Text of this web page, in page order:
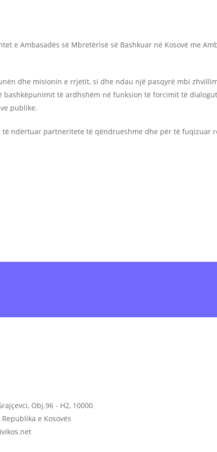
e Ambasadës së Mbretërisë së Bashkuar në Kosovë me
dhe misionin e rrjetit, si dhe ndau një pasqyrë mbi
bashkëpunimit të ardhshëm në funksion të forcimit të
publike.
ndërtuar partneritete të qëndrueshme dhe për të fuqizuar
ose shkarkoAplikacionindhe dërgo në
Obj.96 - H2, 10000
e Kosovës